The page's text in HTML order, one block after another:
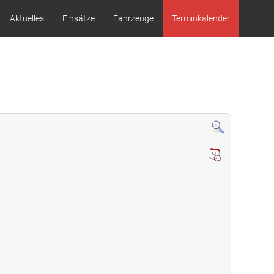
Aktuelles Einsätze Fahrzeuge Terminkalender